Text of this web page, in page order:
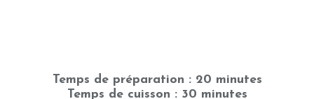
Temps de préparation : 20 minutes
Temps de cuisson : 30 minutes